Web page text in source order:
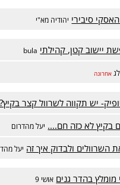
סיבירי יהודיה מא"י
יישוב קטן, קהילתי bula
אחרונה
יש תקווה לשרוול קצר בקיץ?
בקיץ לא כזה חם.... יעל מהדרום
השרוולים ולבדוק איך זה יעל
מומלץ בהדר גנים אושי 9